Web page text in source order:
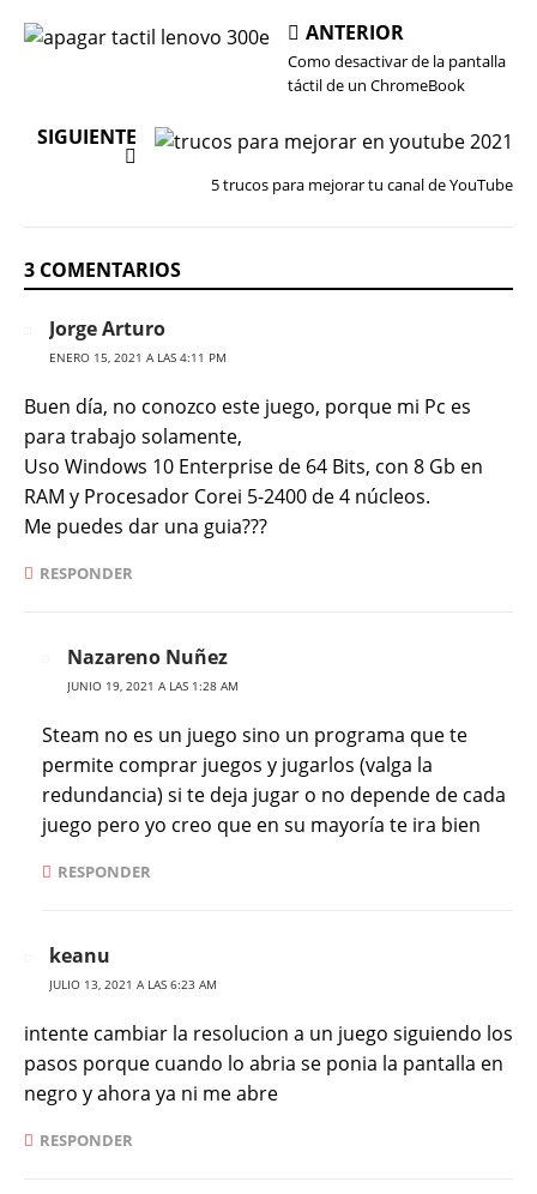
ANTERIOR
Como desactivar de la pantalla
táctil de un ChromeBook
SIGUIENTE
5 trucos para mejorar tu canal de YouTube
3 COMENTARIOS
Jorge Arturo
ENERO 15, 2021 A LAS 4:11 PM
Buen día, no conozco este juego, porque mi Pc es
para trabajo solamente,
Uso Windows 10 Enterprise de 64 Bits, con 8 Gb en
RAM y Procesador Corei 5-2400 de 4 núcleos.
Me puedes dar una guia???
RESPONDER
Nazareno Nuñez
JUNIO 19, 2021 A LAS 1:28 AM
Steam no es un juego sino un programa que te
permite comprar juegos y jugarlos (valga la
redundancia) si te deja jugar o no depende de cada
juego pero yo creo que en su mayoría te ira bien
RESPONDER
keanu
JULIO 13, 2021 A LAS 6:23 AM
intente cambiar la resolucion a un juego siguiendo los
pasos porque cuando lo abria se ponia la pantalla en
negro y ahora ya ni me abre
RESPONDER